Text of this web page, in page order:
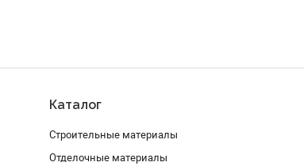
Каталог
Строительные материалы
Отделочные материалы